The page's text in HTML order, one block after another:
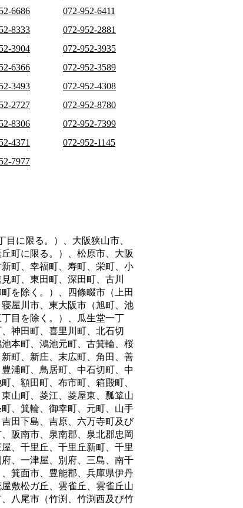
6686
072-952-6411
8333
072-952-2881
3904
072-952-3935
6366
072-952-3589
3493
072-952-4308
2727
072-952-8780
8306
072-952-7399
4371
072-952-1145
7977
に限る。）、大阪狭山市、
町に限る。）、松原市、大阪
町、幸福町、寿町、栄町、小
町、東田町、深田町、古川
を除く。）、四條畷市（上田
屋川市、東大阪市（旭町、池
目を除く。）、瓜生堂一丁
神田町、喜里川町、北石切
本町、鴻池元町、古箕輪、桜
町、新庄、末広町、角田、善
浦町、鳥居町、中石切町、中
、額田町、布市町、箱殿町、
山町、菱江、菱屋東、瓢箪山
、箕輪、御幸町、元町、山手
田下島、吉原、六万寺町及び
阪南市、泉南郡、泉北郡忠岡
、千里丘、千里丘新町、千里
、一津屋、別府、三島、南千
箕面市、豊能郡、兵庫県伊丹
敷松ガ丘、雲雀丘、雲雀丘山
八尾市（竹渕、竹渕西及び竹